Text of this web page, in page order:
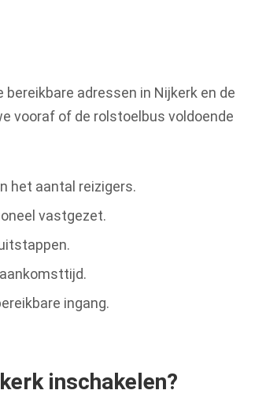
adressen in Nijkerk en de
vooraf of de rolstoelbus voldoende
het aantal reizigers.
vastgezet.
ingang.
inschakelen?